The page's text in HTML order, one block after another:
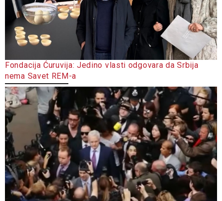
Fondacija Ćuruvija: Jedino vlasti odgovara da Srbija
nema Savet REM-a